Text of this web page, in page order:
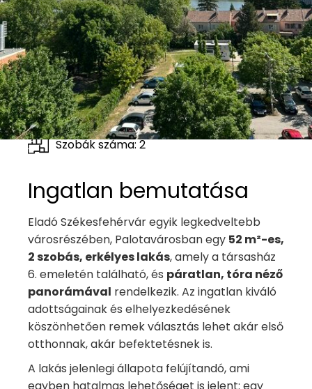
Lakás
Alapterület: 52 m 2
Szobák száma: 2
Ingatlan bemutatása
Eladó Székesfehérvár egyik legkedveltebb
városrészében, Palotavárosban egy 52 m²-es,
2 szobás, erkélyes lakás, amely a társasház
6. emeletén található, és páratlan, tóra néző
panorámával rendelkezik. Az ingatlan kiváló
adottságainak és elhelyezkedésének
köszönhetően remek választás lehet akár első
otthonnak, akár befektetésnek is.
A lakás jelenlegi állapota felújítandó, ami